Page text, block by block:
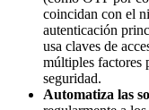
coincidan con el
autenticación
usa claves de
múltiples factores
seguridad.
Automatiza las